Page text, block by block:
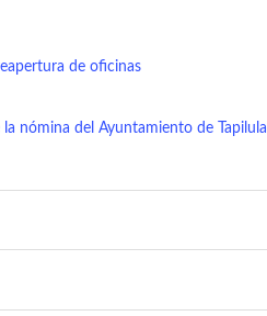
de oficinas
nómina del Ayuntamiento de Tapilula